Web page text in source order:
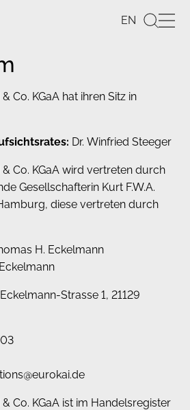
EN
Co. KGaA hat ihren Sitz in
Dr. Winfried Steeger
& Co. KGaA wird vertreten durch
Gesellschafterin Kurt F.W.A.
diese vertreten durch
H. Eckelmann
Strasse 1, 21129
& Co. KGaA ist im Handelsregister